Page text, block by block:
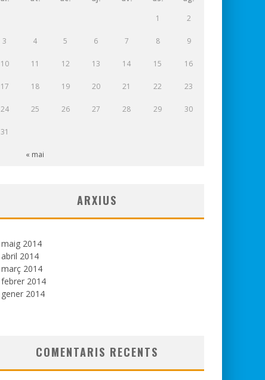
« mai
1 2
3 4 5 6 7 8 9
10 11 12 13 14 15 16
17 18 19 20 21 22 23
24 25 26 27 28 29 30
31
ARXIUS
maig 2014
abril 2014
març 2014
febrer 2014
gener 2014
COMENTARIS RECENTS